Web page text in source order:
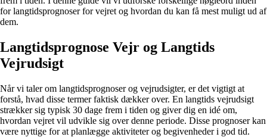
for langtidsprognoser for vejret og hvordan du kan få mest muligt ud af
dem.
Langtidsprognose Vejr og Langtids
Vejrudsigt
Når vi taler om langtidsprognoser og vejrudsigter, er det vigtigt at
forstå, hvad disse termer faktisk dækker over. En langtids vejrudsigt
strækker sig typisk 30 dage frem i tiden og giver dig en idé om,
hvordan vejret vil udvikle sig over denne periode. Disse prognoser kan
være nyttige for at planlægge aktiviteter og begivenheder i god tid.